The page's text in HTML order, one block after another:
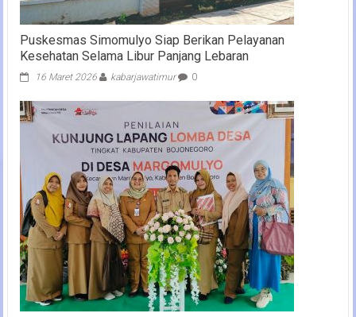
Puskesmas Simomulyo Siap Berikan Pelayanan
Kesehatan Selama Libur Panjang Lebaran
16 Maret 2026 kabarjawatimur 0